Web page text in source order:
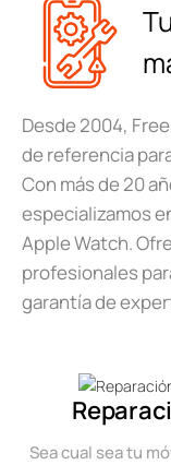
Desde 2004,
de referencia
Con más de 20
especializamos
Apple Watch.
profesionales
garantía de
Sea cual sea tu